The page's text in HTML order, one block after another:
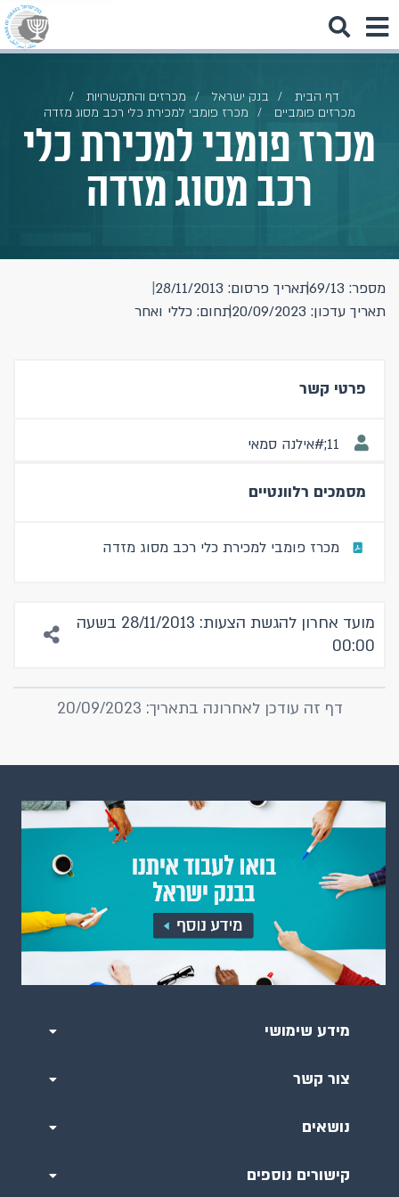
דף הבית בנק ישראל
מכרזים והתקשרויות
מכרזים פומביים
מכרז פומבי למכירת כלי רכב מסוג מזדה
מכרז פומבי למכירת כלי
רכב מסוג מזדה
מספר: 69/13
תאריך פרסום: 28/11/2013
תאריך עדכון: 20/09/2023
תחום: כללי ואחר
פרטי קשר
11;#אילנה סמאי
מסמכים רלוונטיים
מכרז פומבי למכירת כלי רכב מסוג מזדה
מועד אחרון להגשת הצעות: 28/11/2013 בשעה
00:00
דף זה עודכן לאחרונה בתאריך: 20/09/2023
מידע שימושי
צור קשר
נושאים
קישורים נוספים